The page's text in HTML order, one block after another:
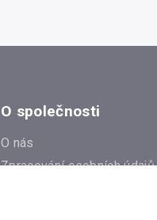
O společnosti
O nás
Zpracování osobních údajů